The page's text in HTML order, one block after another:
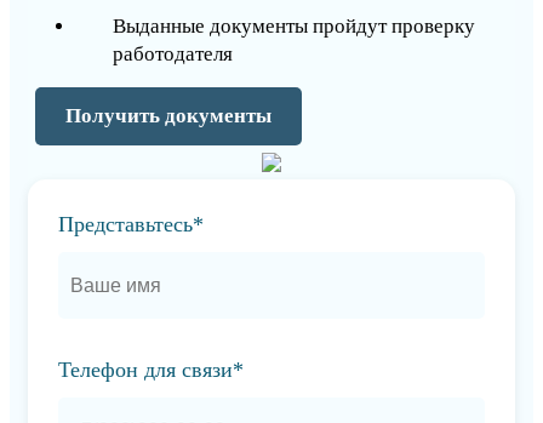
Выданные документы пройдут проверку
работодателя
Получить документы
Представьтесь*
Телефон для связи*